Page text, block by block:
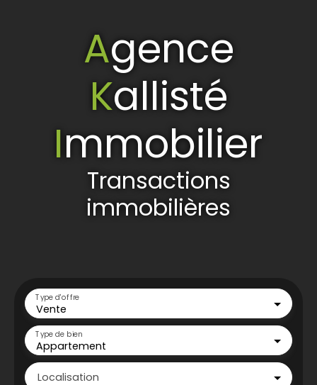
Agence
Kallisté
Immobilier
Transactions
immobilières
Vente
Type d'offre
Appartement
Type de bien
Localisation